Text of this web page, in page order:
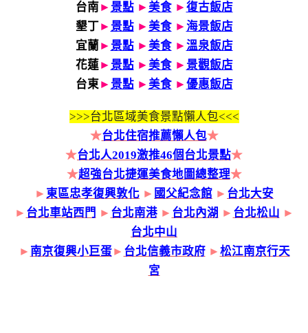
台南 ► 景點 ► 美食► 復古飯店
墾丁 ► 景點 ► 美食► 海景飯店
宜蘭 ► 景點 ► 美食► 溫泉飯店
花蓮► 景點 ► 美食► 景觀飯店
台東► 景點 ► 美食► 優惠飯店
>>>台北區域美食景點懶人包<<<
★台北住宿推薦懶人包★
★台北人2019激推46個台北景點★
★超強台北捷運美食地圖總整理★
► 東區忠孝復興敦化 ► 國父紀念館 ► 台北大安
► 台北車站西門 ► 台北南港 ► 台北內湖 ► 台北松山 ►
台北中山
► 南京復興小巨蛋► 台北信義市政府► 松江南京行天
宮